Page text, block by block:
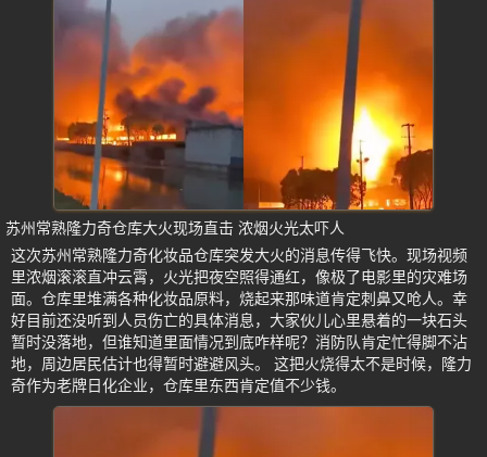
苏州常熟隆力奇仓库大火现场直击 浓烟火光太吓人
这次苏州常熟隆力奇化妆品仓库突发大火的消息传得飞快。现场视频
里浓烟滚滚直冲云霄，火光把夜空照得通红，像极了电影里的灾难场
面。仓库里堆满各种化妆品原料，烧起来那味道肯定刺鼻又呛人。幸
好目前还没听到人员伤亡的具体消息，大家伙儿心里悬着的一块石头
暂时没落地，但谁知道里面情况到底咋样呢？消防队肯定忙得脚不沾
地，周边居民估计也得暂时避避风头。 这把火烧得太不是时候，隆力
奇作为老牌日化企业，仓库里东西肯定值不少钱。